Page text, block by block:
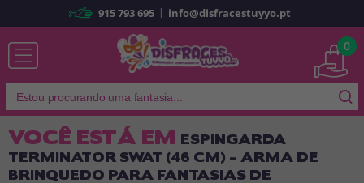
Já sou cliente
Lembrar-me Esqueceu sua senha?
915 793 695 | info@disfracestuyyo.pt
0
VOCÊ ESTÁ EM ESPINGARDA
TERMINATOR SWAT (46 CM) – ARMA DE
BRINQUEDO PARA FANTASIAS DE